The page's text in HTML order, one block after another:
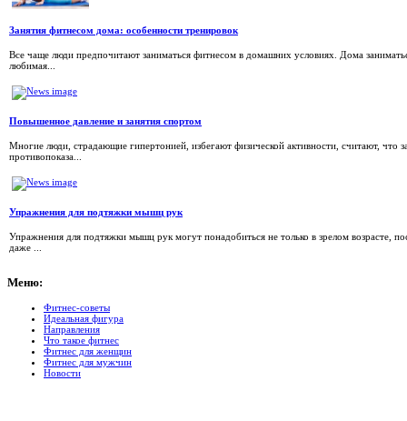
Занятия фитнесом дома: особенности тренировок
Все чаще люди предпочитают заниматься фитнесом в домашних условиях. Дома
любимая...
Повышенное давление и занятия спортом
Многие люди, страдающие гипертонией, избегают физической активности, считают, что
противопоказа...
Упражнения для подтяжки мышц рук
Упражнения для подтяжки мышц рук могут понадобиться не только в зрелом возрасте,
даже ...
Меню:
Фитнес-советы
Идеальная фигура
Направления
Что такое фитнес
Фитнес для женщин
Фитнес для мужчин
Новости